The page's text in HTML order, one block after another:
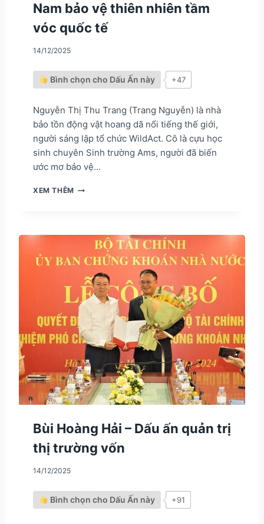
T
Ố
O
Ạ
G
I
A
O
V
À
I
Nam bảo vệ thiên nhiên tầm
vóc quốc tế
14/12/2025
Bình chọn cho Dấu Ấn này +47
Nguyễn Thị Thu Trang (Trang Nguyễn) là nhà
bảo tồn động vật hoang dã nổi tiếng thế giới,
người sáng lập tổ chức WildAct. Cô là cựu học
sinh chuyên Sinh trường Ams, người đã biến
ước mơ bảo vệ…
XEM THÊM“
N
H
O
G
D
Ã
”
–
G
Ư
Ờ
I
Ệ
T
B
Ả
Bùi Hoàng Hải – Dấu ấn quản trị
thị trường vốn
14/12/2025
Bình chọn cho Dấu Ấn này +91